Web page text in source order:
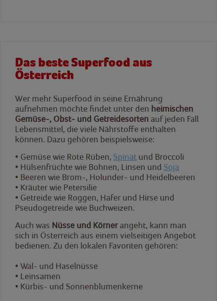
Das beste Superfood aus
Österreich
Wer mehr Superfood in seine Ernährung
aufnehmen möchte findet unter den heimischen
Gemüse-, Obst- und Getreidesorten auf jeden Fall
Lebensmittel, die viele Nährstoffe enthalten
können. Dazu gehören beispielsweise:
• Gemüse wie Rote Rüben, Spinat und Broccoli
• Hülsenfrüchte wie Bohnen, Linsen und Soja
• Beeren wie Brom-, Holunder- und Heidelbeeren
• Kräuter wie Petersilie
• Getreide wie Roggen, Hafer und Hirse und
Pseudogetreide wie Buchweizen.
Auch was Nüsse und Körnerangeht, kann man
sich in Österreich aus einem vielseitigen Angebot
bedienen. Zu den lokalen Favoriten gehören:
• Wal- und Haselnüsse
• Leinsamen
• Kürbis- und Sonnenblumenkerne